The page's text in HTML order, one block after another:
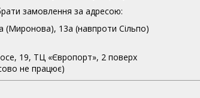
замовлення за адресою:
(Миронова), 13а (навпроти Сільпо)
19, ТЦ «Європорт», 2 поверх
не працює)